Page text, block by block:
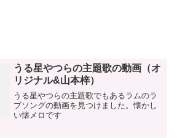
うる星やつらの主題歌の動画（オ
リジナル&山本梓）
うる星やつらの主題歌でもあるラムのラ
ブソングの動画を見つけました。懐かし
い懐メロです